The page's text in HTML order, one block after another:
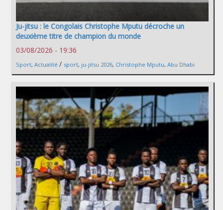
Ju-jitsu : le Congolais Christophe Mputu décroche un
deuxième titre de champion du monde
03/08/2026 - 19:36
Sport, Actualité / sport, ju-jitsu 2026, Christophe Mputu, Abu Dhabi